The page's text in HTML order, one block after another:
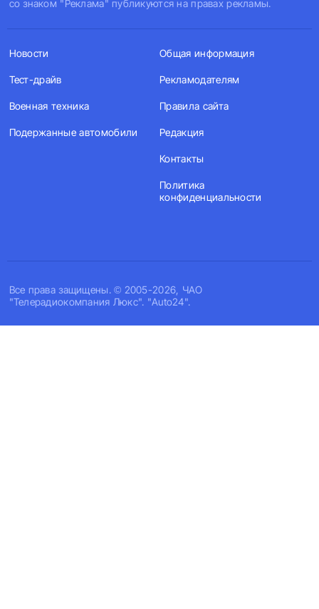
со знаком "Реклама" публикуются на правах рекламы.
Все права защищены. © 2005-2026, ЧАО
"Телерадиокомпания Люкс". "Auto24".
Новости
Тест-драйв
Военная техника
Подержанные автомобили
Общая информация
Рекламодателям
Правила сайта
Редакция
Контакты
Политика
конфиденциальности